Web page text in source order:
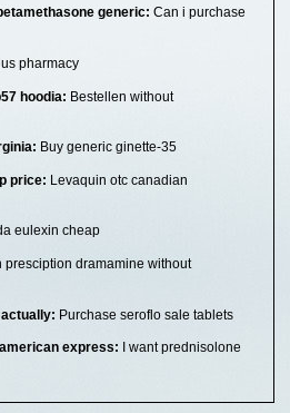
generic: Can i purchase
pharmacy
hoodia: Bestellen without
Buy generic ginette-35
price: Levaquin otc canadian
eulexin cheap
presciption dramamine without
Purchase seroflo sale tablets
express: I want prednisolone